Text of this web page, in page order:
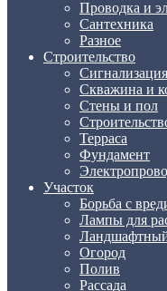
Проводка и
Сантехника
Разное
Строительство
Сигнализация
Скважина и
Стены и пол
Терраса
Фундамент
Участок
Борьба с
Лампы для
Огород
Полив
Рассада